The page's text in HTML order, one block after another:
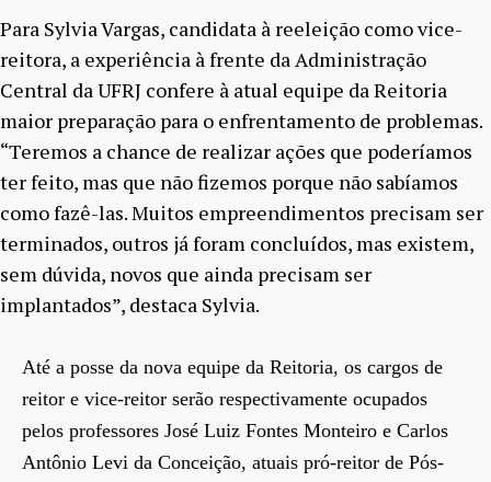
Para Sylvia Vargas, candidata à reeleição como vice-
reitora, a experiência à frente da Administração
Central da UFRJ confere à atual equipe da Reitoria
maior preparação para o enfrentamento de problemas.
“Teremos a chance de realizar ações que poderíamos
ter feito, mas que não fizemos porque não sabíamos
como fazê-las. Muitos empreendimentos precisam ser
terminados, outros já foram concluídos, mas existem,
sem dúvida, novos que ainda precisam ser
implantados”, destaca Sylvia.
Até a posse da nova equipe da Reitoria, os cargos de
reitor e vice-reitor serão respectivamente ocupados
pelos professores José Luiz Fontes Monteiro e Carlos
Antônio Levi da Conceição, atuais pró-reitor de Pós-